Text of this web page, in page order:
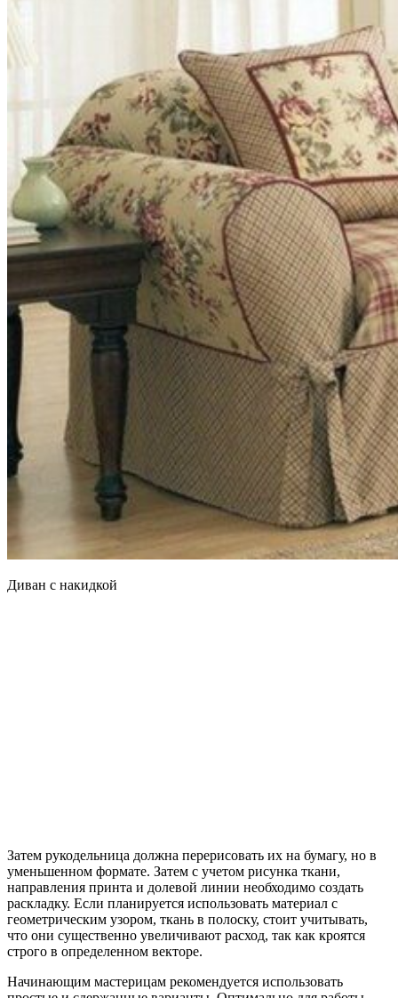
Диван с накидкой
Затем рукодельница должна перерисовать их на бумагу, но в
уменьшенном формате. Затем с учетом рисунка ткани,
направления принта и долевой линии необходимо создать
раскладку. Если планируется использовать материал с
геометрическим узором, ткань в полоску, стоит учитывать,
что они существенно увеличивают расход, так как кроятся
строго в определенном векторе.
Начинающим мастерицам рекомендуется использовать